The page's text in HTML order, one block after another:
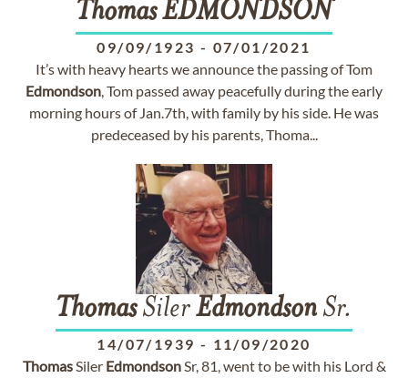
ThomasEDMONDSON
09/09/1923 - 07/01/2021
It’s with heavy hearts we announce the passing of Tom
Edmondson, Tom passed away peacefully during the early
morning hours of Jan.7th, with family by his side. He was
predeceased by his parents, Thoma...
ThomasSilerEdmondson Sr.
14/07/1939 - 11/09/2020
ThomasSiler EdmondsonSr, 81, went to be with his Lord &